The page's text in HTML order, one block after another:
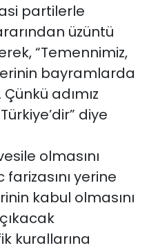
partilerle
üzüntü
“Temennimiz,
bayramlarda
adımız
diye
olmasını
yerine
kabul olmasını
kurallarına